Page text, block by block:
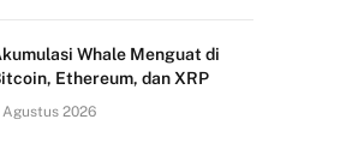
Whale Menguat di
Ethereum, dan XRP
Agustus 2026